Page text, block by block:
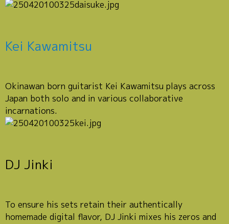
Kei Kawamitsu
Okinawan born guitarist Kei Kawamitsu plays across
Japan both solo and in various collaborative
incarnations.
DJ Jinki
To ensure his sets retain their authentically
homemade digital flavor, DJ Jinki mixes his zeros and